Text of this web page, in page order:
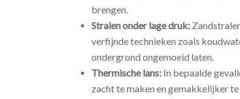
brengen.​
Stralen onder lage druk:
verfijnde technieken zoals
ondergrond ongemoeid laten.​
Thermische lans: In bepaalde
zacht te maken en gemakkelijker